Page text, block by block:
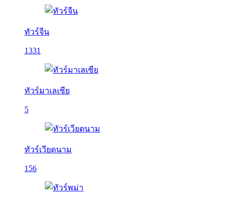
ทัวร์จีน
1331
ทัวร์มาเลเซีย
5
ทัวร์เวียดนาม
156